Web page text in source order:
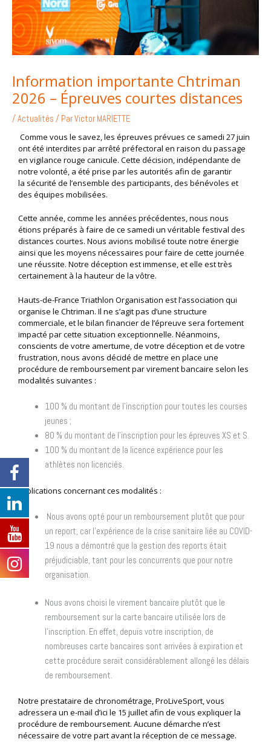
Information importante Chtriman
2026 – Épreuves courtes distances
/Actualités / ParVictor MARIETTE
Comme vous le savez, les épreuves prévues ce samedi 27 juin
ont été interdites par arrêté préfectoral en raison du passage
en vigilance rouge canicule. Cette décision,indépendante de
notre volonté, a été prise par les autorités afin de garantir
la sécurité de l’ensemble des participants, des bénévoles et
des équipes mobilisées.
Cette année, comme les années précédentes, nous nous
étions préparés à faire de ce samedi un véritable festival des
distances courtes. Nous avions mobilisé toute notre énergie
ainsi que les moyens nécessaires pour faire de cette journée
une réussite. Notre déception est immense, et elle est très
certainement à la hauteur de la vôtre.
Hauts-de-France Triathlon Organisation est l’association qui
organise le Chtriman. Il ne s’agit pas d’une structure
commerciale, et le bilan financier de l’épreuve sera fortement
impacté par cette situation exceptionnelle. Néanmoins,
conscients de votre amertume, de votre déception et de votre
frustration, nous avons décidé de mettre en place une
procédure de remboursement par virement bancaire selon les
modalités suivantes :
100 % du montant de l’inscription pour toutes les courses
jeunes ;
80 % du montant de l’inscription pour les épreuves XS et S.
100 % du montant de la licence expérience pour les
athlètes non licenciés.
Explications concernant ces modalités :
Nous avons opté pour un remboursement plutôt que pour
un report, car l’expérience de la crise sanitaire liée au COVID-
19 nous a démontré que la gestion des reports était
préjudiciable, tant pour les concurrents que pour notre
organisation.
Nous avons choisi le virement bancaire plutôt que le
remboursement sur la carte bancaire utilisée lors de
l’inscription. En effet, depuis votre inscription, de
nombreuses carte bancaires sont arrivées à expiration et
cette procédure serait considérablement allongé les délais
de remboursement.
Notre prestataire de chronométrage, ProLiveSport, vous
adressera un e-mail d’ici le 15 juillet afin de vous expliquer la
procédure de remboursement. Aucune démarche n’est
nécessaire de votre part avant la réception de ce message.